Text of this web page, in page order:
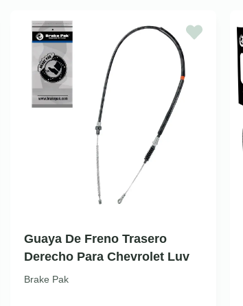
Guaya De Freno Trasero
Derecho Para Chevrolet Luv
Brake Pak